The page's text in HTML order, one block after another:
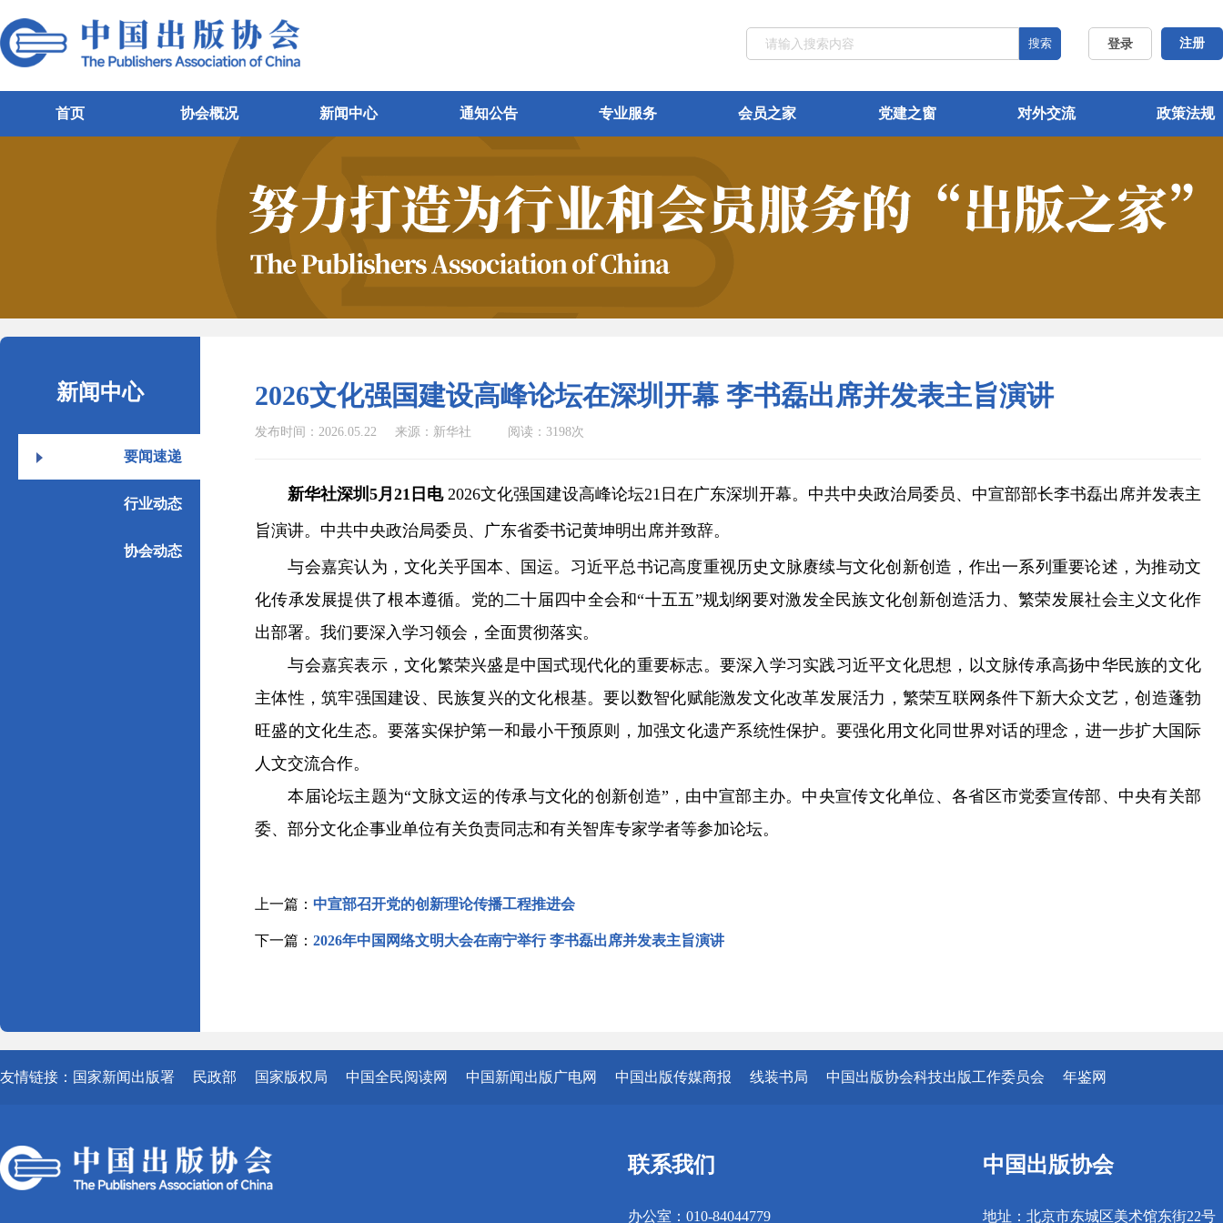
登录 注册
搜索
首页 协会概况 新闻中心 通知公告 专业服务 会员之家 党建之窗 对外交流 政策法规
新闻中心
要闻速递
行业动态
协会动态
2026文化强国建设高峰论坛在深圳开幕 李书磊出席并发表主旨演讲
发布时间：2026.05.22 来源：新华社 阅读：3198次
新华社深圳5月21日电2026文化强国建设高峰论坛21日在广东深圳开幕。中共中央政治局委员、中宣部部长李书磊出席并发表主
旨演讲。中共中央政治局委员、广东省委书记黄坤明出席并致辞。
与会嘉宾认为，文化关乎国本、国运。习近平总书记高度重视历史文脉赓续与文化创新创造，作出一系列重要论述，为推动文
化传承发展提供了根本遵循。党的二十届四中全会和“十五五”规划纲要对激发全民族文化创新创造活力、繁荣发展社会主义文化作
出部署。我们要深入学习领会，全面贯彻落实。
与会嘉宾表示，文化繁荣兴盛是中国式现代化的重要标志。要深入学习实践习近平文化思想，以文脉传承高扬中华民族的文化
主体性，筑牢强国建设、民族复兴的文化根基。要以数智化赋能激发文化改革发展活力，繁荣互联网条件下新大众文艺，创造蓬勃
旺盛的文化生态。要落实保护第一和最小干预原则，加强文化遗产系统性保护。要强化用文化同世界对话的理念，进一步扩大国际
人文交流合作。
本届论坛主题为“文脉文运的传承与文化的创新创造”，由中宣部主办。中央宣传文化单位、各省区市党委宣传部、中央有关部
委、部分文化企事业单位有关负责同志和有关智库专家学者等参加论坛。
上一篇： 中宣部召开党的创新理论传播工程推进会
下一篇： 2026年中国网络文明大会在南宁举行 李书磊出席并发表主旨演讲
友情链接： 国家新闻出版署 民政部 国家版权局 中国全民阅读网 中国新闻出版广电网 中国出版传媒商报 线装书局 中国出版协会科技出版工作委员会 年鉴网
联系我们
办公室：010-84044779
中国出版协会
地址：北京市东城区美术馆东街22号